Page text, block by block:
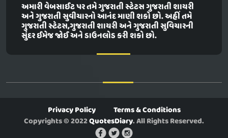
અમારી વેબસાઈટ પર તમે ગુજરાતી સ્ટેટસ ગુજરાતી શાયરી
અને ગુજરાતી સુવીચારનો આનંદ માણી શકો છો. અહીં તમે
ગુજરાતી સ્ટેટસ,ગુજરાતી શાયરી અને ગુજરાતી સુવિચારની
સુંદર ઈમેજ જોઈ અને ડાઉનલોડ કરી શકો છો.
Privacy Policy
Terms & Conditions
Copyrights © 2022QuotesDiary. All Rights Reserved.